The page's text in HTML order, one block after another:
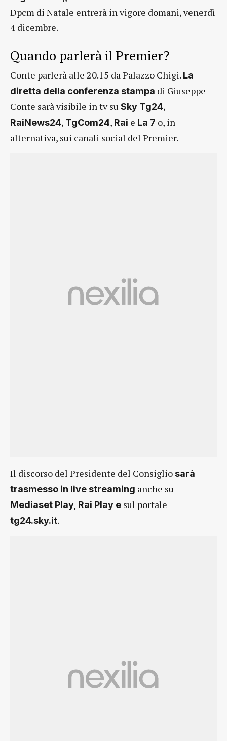
Dpcm di Natale entrerà in vigore domani, venerdì
4 dicembre.
Quando parlerà il Premier?
Conte parlerà alle 20.15 da Palazzo Chigi. La
diretta della conferenza stampa di Giuseppe
Conte sarà visibile in tv su Sky Tg24,
RaiNews24, TgCom24, Rai e La 7 o, in
alternativa, sui canali social del Premier.
Il discorso del Presidente del Consigliosarà
trasmesso in livestreaming anche su
Mediaset Play, Rai Play e sul portale
tg24.sky.it.